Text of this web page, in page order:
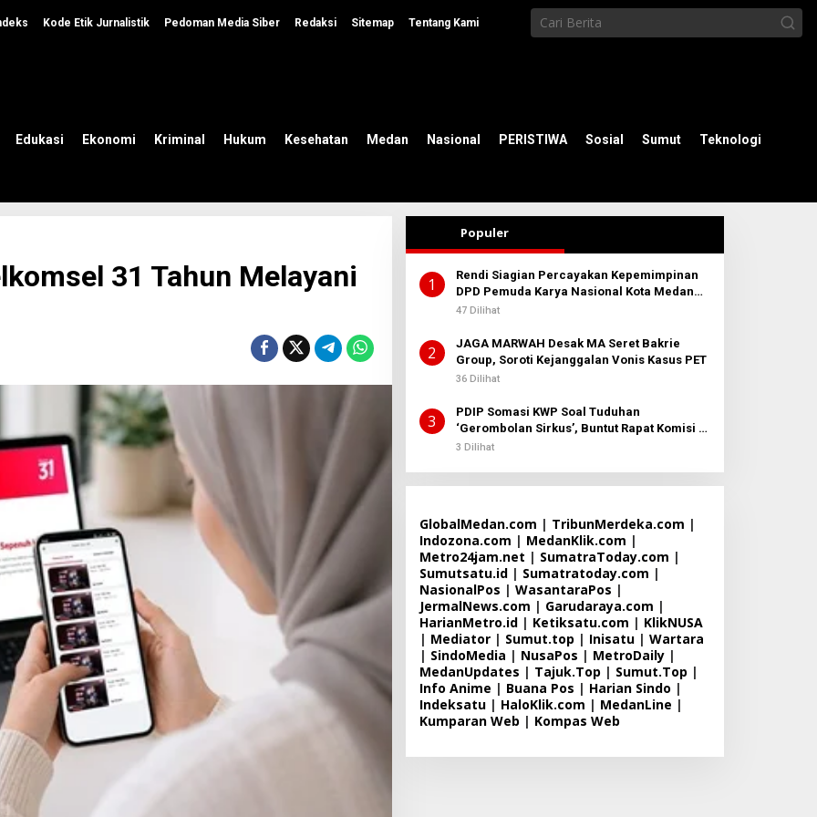
Kode Etik Jurnalistik Pedoman Media Siber Redaksi Sitemap Tentang Kami
Edukasi Ekonomi Kriminal Hukum Kesehatan Medan Nasional PERISTIWA Sosial Sumut Teknologi
31 Tahun Melayani
Populer
1
Rendi Siagian Percayakan Kepemimpinan
DPD Pemuda Karya Nasional Kota Medan
kepada Josef Sembiring
47 Dilihat
2
JAGA MARWAH Desak MA Seret Bakrie
Group, Soroti Kejanggalan Vonis Kasus PET
36 Dilihat
3
PDIP Somasi KWP Soal Tuduhan
‘Gerombolan Sirkus’, Buntut Rapat Komisi II
Dipimpin Sufmi Dasco Ahmad
3 Dilihat
GlobalMedan.com | TribunMerdeka.com |
Indozona.com | MedanKlik.com |
Metro24jam.net | SumatraToday.com |
Sumutsatu.id| Sumatratoday.com |
NasionalPos | WasantaraPos |
JermalNews.com | Garudaraya.com |
HarianMetro.id| Ketiksatu.com | KlikNUSA
| Mediator| Sumut.top | Inisatu| Wartara
| SindoMedia | NusaPos | MetroDaily|
MedanUpdates | Tajuk.Top | Sumut.Top |
Info Anime | Buana Pos | Harian Sindo |
Indeksatu| HaloKlik.com | MedanLine |
Kumparan Web | Kompas Web